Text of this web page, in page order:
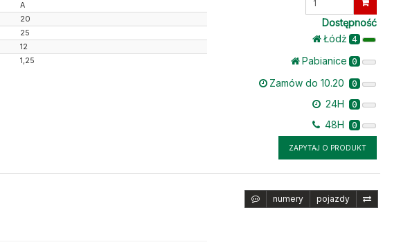
Dostępność
Łódż 4
Pabianice 0
Zamów do 10.20 0
24H 0
48H 0
ZAPYTAJ O PRODUKT
A
20
25
12
1,25
numery pojazdy